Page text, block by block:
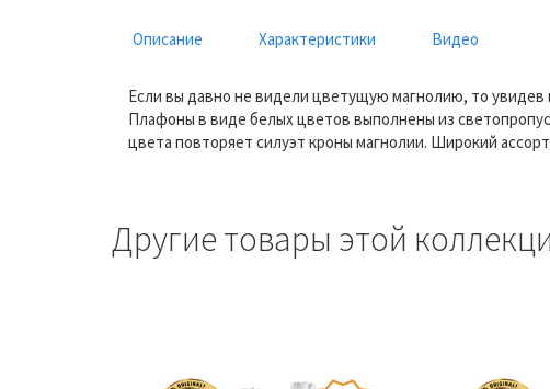
Описание Характеристики Видео
Если вы давно не видели цветущую магнолию, то увидев
Плафоны в виде белых цветов выполнены из
цвета повторяет силуэт кроны магнолии. Широкий
Другие товары этой